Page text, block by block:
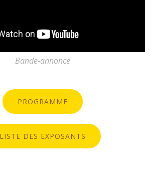
Bande-annonce
PROGRAMME
LISTE DES EXPOSANTS